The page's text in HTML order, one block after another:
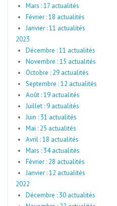
Mars : 17 actualités
Février : 18 actualités
Janvier : 11 actualités
2023
Décembre : 11 actualités
Novembre : 15 actualités
Octobre : 29 actualités
Septembre : 12 actualités
Août : 19 actualités
Juillet : 9 actualités
Juin : 31 actualités
Mai : 25 actualités
Avril : 18 actualités
Mars : 34 actualités
Février : 28 actualités
Janvier : 12 actualités
2022
Décembre : 30 actualités